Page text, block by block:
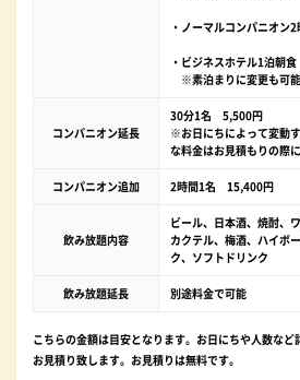
・ノーマルコンパニオン2
・ビジネスホテル1泊朝食
※素泊まりに変更も可能
コンパニオン延長
30分1名 5,500円
※お日にちによって変動
な料金はお見積もりの際
コンパニオン追加 2時間1名 15,400円
飲み放題内容
ビール、日本酒、焼酎、
カクテル、梅酒、ハイボ
ク、ソフトドリンク
飲み放題延長 別途料金で可能
こちらの金額は目安となります。お日にちや人数な
お見積り致します。お見積りは無料です。